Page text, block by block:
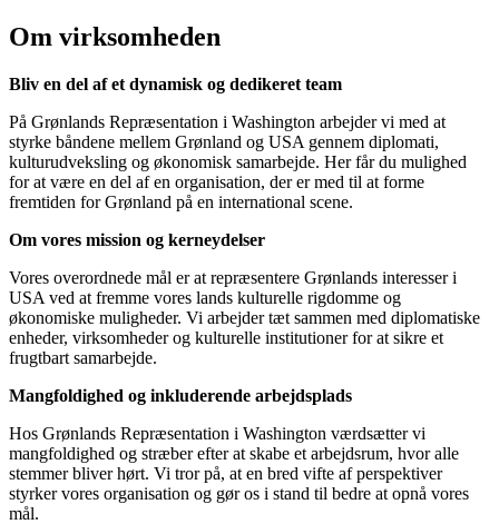
Om virksomheden
Bliv en del af et dynamisk og dedikeret team
På Grønlands Repræsentation i Washington arbejder vi med at
styrke båndene mellem Grønland og USA gennem diplomati,
kulturudveksling og økonomisk samarbejde. Her får du mulighed
for at være en del af en organisation, der er med til at forme
fremtiden for Grønland på en international scene.
Om vores mission og kerneydelser
Vores overordnede mål er at repræsentere Grønlands interesser i
USA ved at fremme vores lands kulturelle rigdomme og
økonomiske muligheder. Vi arbejder tæt sammen med diplomatiske
enheder, virksomheder og kulturelle institutioner for at sikre et
frugtbart samarbejde.
Mangfoldighed og inkluderende arbejdsplads
Hos Grønlands Repræsentation i Washington værdsætter vi
mangfoldighed og stræber efter at skabe et arbejdsrum, hvor alle
stemmer bliver hørt. Vi tror på, at en bred vifte af perspektiver
styrker vores organisation og gør os i stand til bedre at opnå vores
mål.